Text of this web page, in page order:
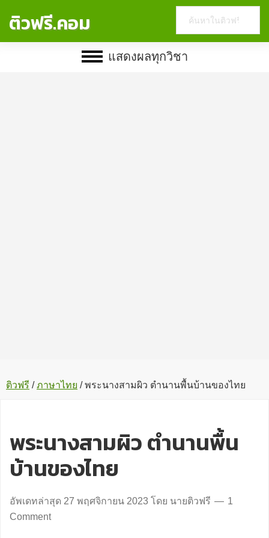
ติวฟรี.คอม
website
แสดงผลทุกวิชา
ติวฟรี / ภาษาไทย /พระนางสามผิว ตำนานพื้นบ้านของไทย
พระนางสามผิว ตำนานพื้น
บ้านของไทย
อัพเดทล่าสุด 27 พฤศจิกายน 2023 โดย นายติวฟรี
1
Comment